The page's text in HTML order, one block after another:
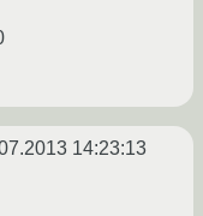
14:23:13